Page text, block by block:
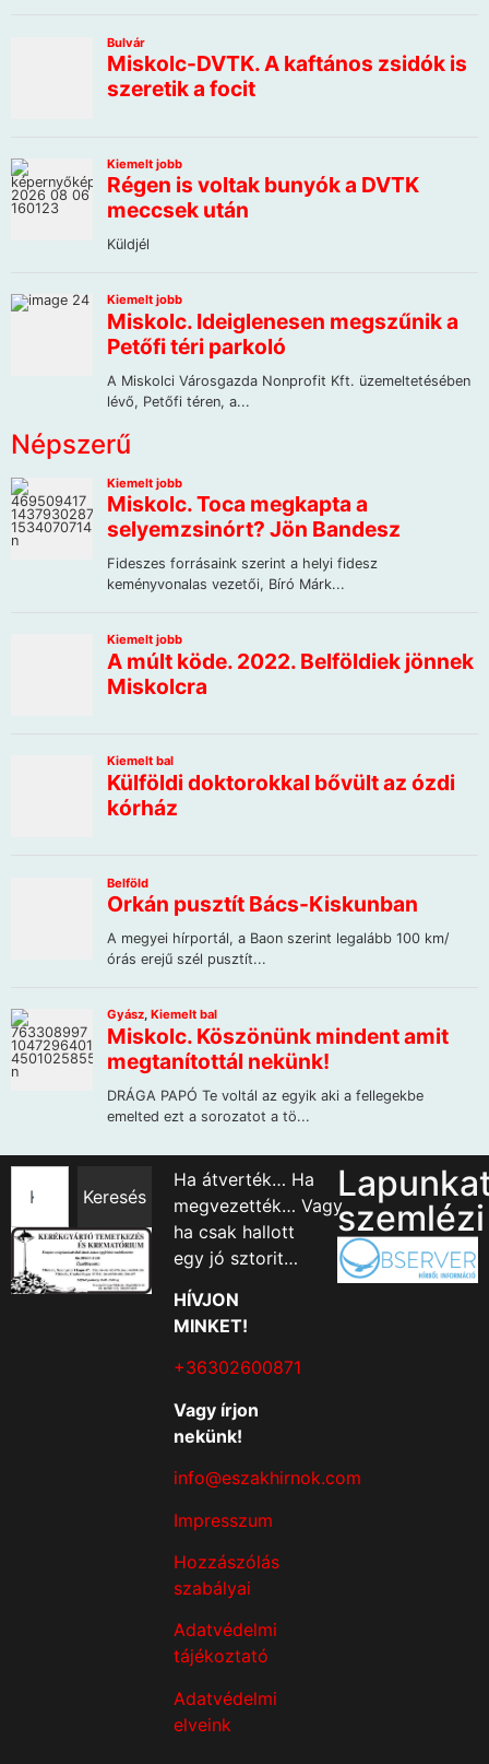
Népszerű
Keresés
Ha átverték… Ha
megvezették… Vagy
ha csak hallott
egy jó sztorit…
HÍVJON
MINKET!
+36302600871
Vagy írjon
nekünk!
info@eszakhirnok.com
Impresszum
Hozzászólás
szabályai
Adatvédelmi
tájékoztató
Adatvédelmi
elveink
szemlézi